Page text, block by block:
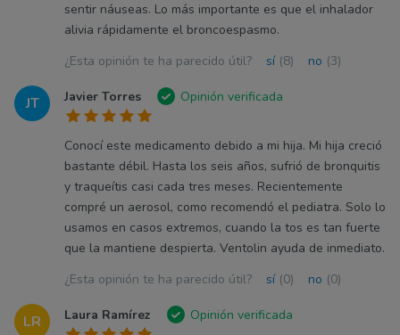
sentir náuseas. Lo más importante es que el inhalador
alivia rápidamente el broncoespasmo.
¿Esta opinión te ha parecido útil?
sí (8) no (3)
JT Javier Torres Opinión verificada
Conocí este medicamento debido a mi hija. Mi hija creció
bastante débil. Hasta los seis años, sufrió de bronquitis
y traqueítis casi cada tres meses. Recientemente
compré un aerosol, como recomendó el pediatra. Solo lo
usamos en casos extremos, cuando la tos es tan fuerte
que la mantiene despierta. Ventolin ayuda de inmediato.
¿Esta opinión te ha parecido útil?
sí (0) no (0)
LR Laura Ramírez Opinión verificada